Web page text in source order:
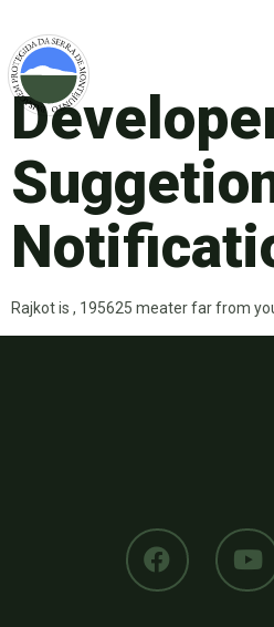
Rajkot is , 195625 meater far from